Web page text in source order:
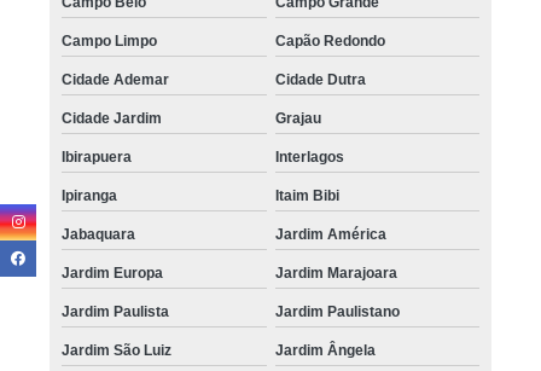
Campo Limpo Capão Redondo
Cidade Ademar Cidade Dutra
Cidade Jardim Grajau
Ibirapuera Interlagos
Ipiranga Itaim Bibi
Jabaquara Jardim América
Jardim Europa Jardim Marajoara
Jardim Paulista Jardim Paulistano
Jardim São Luiz Jardim Ângela